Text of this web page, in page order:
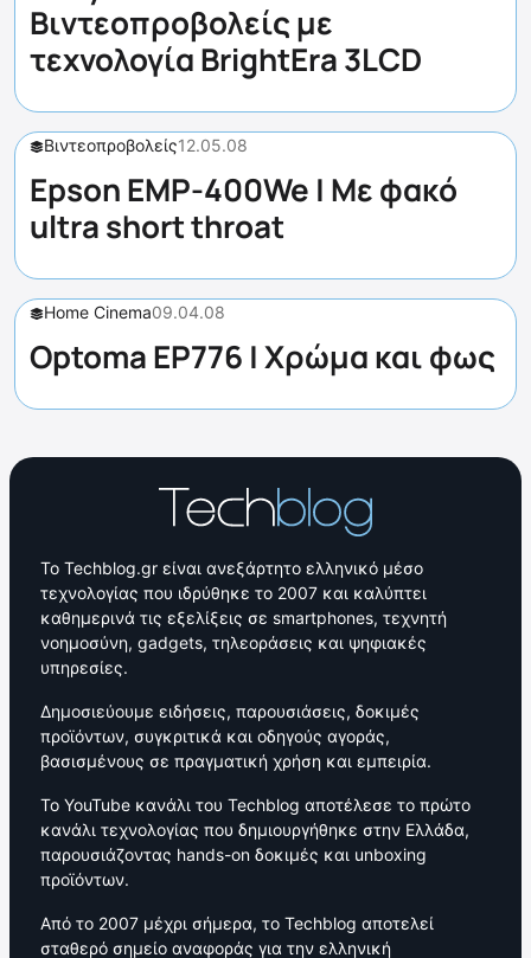
Βιντεοπροβολείς με
τεχνολογία BrightEra 3LCD
Βιντεοπροβολείς12.05.08
Epson EMP-400We | Με φακό
ultra short throat
Home Cinema09.04.08
Optoma EP776 | Χρώμα και φως
Το Techblog.gr είναι ανεξάρτητο ελληνικό μέσο
τεχνολογίας που ιδρύθηκε το 2007 και καλύπτει
καθημερινά τις εξελίξεις σε smartphones, τεχνητή
νοημοσύνη, gadgets, τηλεοράσεις και ψηφιακές
υπηρεσίες.
Δημοσιεύουμε ειδήσεις, παρουσιάσεις, δοκιμές
προϊόντων, συγκριτικά και οδηγούς αγοράς,
βασισμένους σε πραγματική χρήση και εμπειρία.
Το YouTube κανάλι του Techblog αποτέλεσε το πρώτο
κανάλι τεχνολογίας που δημιουργήθηκε στην Ελλάδα,
παρουσιάζοντας hands-on δοκιμές και unboxing
προϊόντων.
Από το 2007 μέχρι σήμερα, το Techblog αποτελεί
σταθερό σημείο αναφοράς για την ελληνική